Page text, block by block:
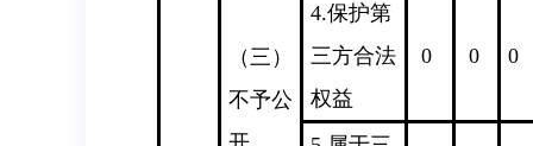
（三）
不予公
4.保护第
三方合法
权益
0 0 0